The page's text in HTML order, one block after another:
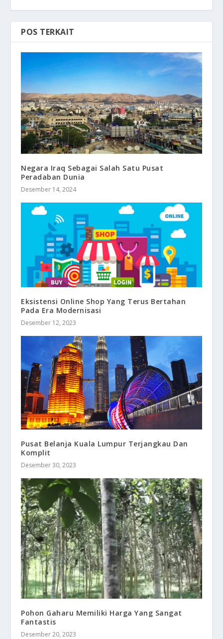
POS TERKAIT
Negara Iraq Sebagai Salah Satu Pusat
Peradaban Dunia
Desember 14, 2024
Eksistensi Online Shop Yang Terus Bertahan
Pada Era Modernisasi
Desember 12, 2023
Pusat Belanja Kuala Lumpur Terjangkau Dan
Komplit
Desember 30, 2023
Pohon Gaharu Memiliki Harga Yang Sangat
Fantastis
Desember 20, 2023